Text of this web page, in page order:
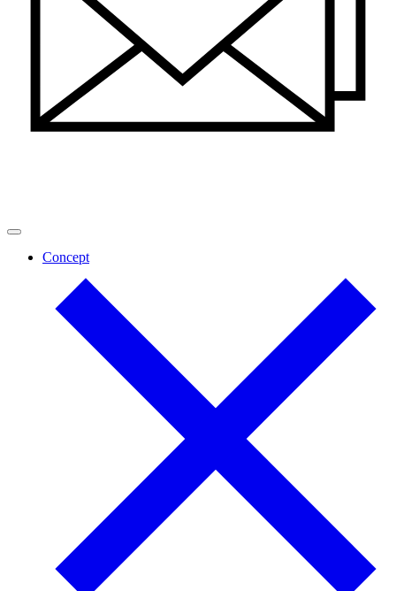
Concept